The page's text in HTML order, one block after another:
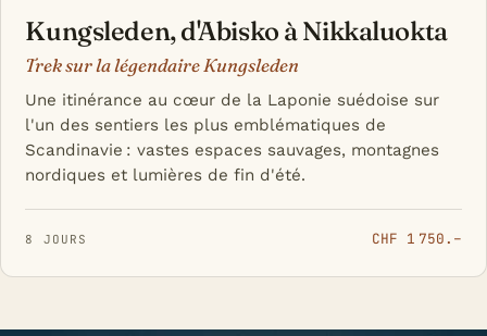
Kungsleden, d'Abisko à Nikkaluokta
Trek sur la légendaire Kungsleden
Une itinérance au cœur de la Laponie suédoise sur
l'un des sentiers les plus emblématiques de
Scandinavie : vastes espaces sauvages, montagnes
nordiques et lumières de fin d'été.
8 JOURS CHF 1 750.–